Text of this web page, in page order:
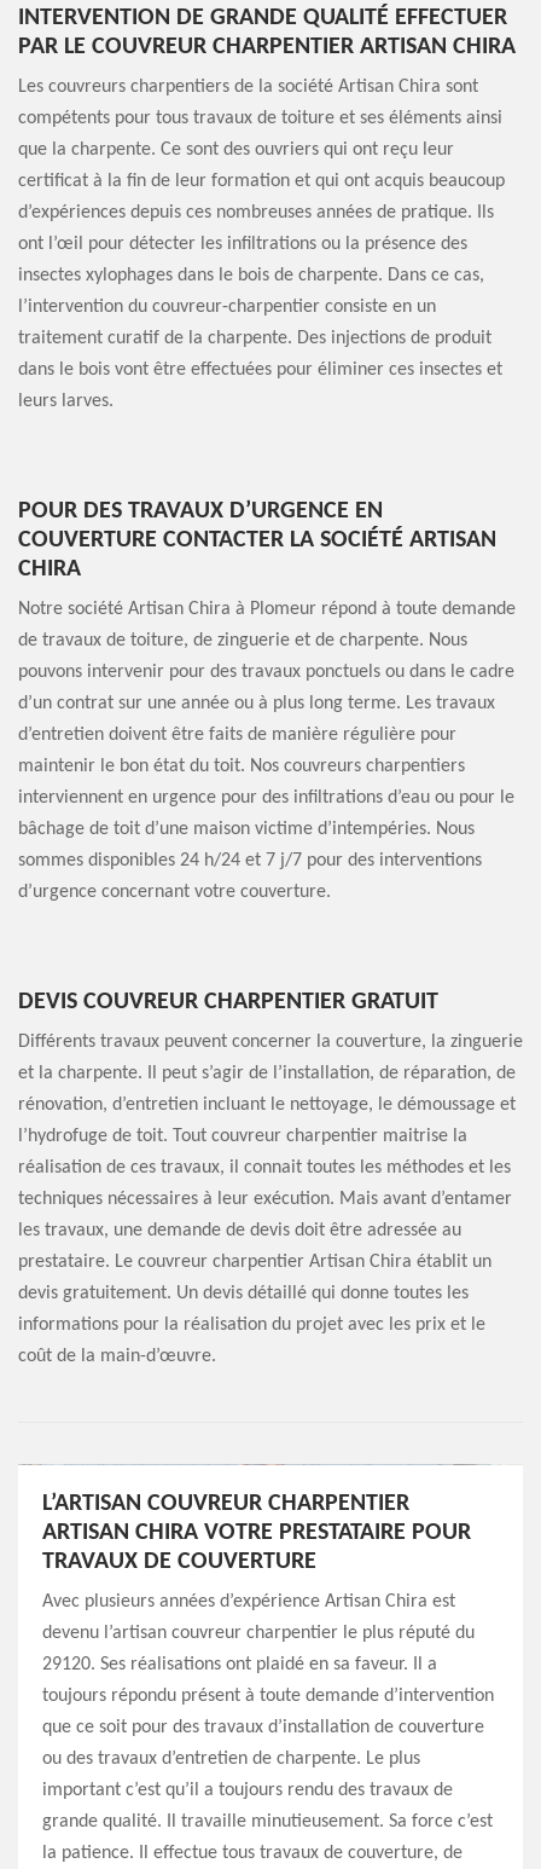
INTERVENTION DE GRANDE QUALITÉ EFFECTUER
PAR LE COUVREUR CHARPENTIER ARTISAN CHIRA
Les couvreurs charpentiers de la société Artisan Chira sont
compétents pour tous travaux de toiture et ses éléments ainsi
que la charpente. Ce sont des ouvriers qui ont reçu leur
certificat à la fin de leur formation et qui ont acquis beaucoup
d’expériences depuis ces nombreuses années de pratique. Ils
ont l’œil pour détecter les infiltrations ou la présence des
insectes xylophages dans le bois de charpente. Dans ce cas,
l’intervention du couvreur-charpentier consiste en un
traitement curatif de la charpente. Des injections de produit
dans le bois vont être effectuées pour éliminer ces insectes et
leurs larves.
POUR DES TRAVAUX D’URGENCE EN
COUVERTURE CONTACTER LA SOCIÉTÉ ARTISAN
CHIRA
Notre société Artisan Chira à Plomeur répond à toute demande
de travaux de toiture, de zinguerie et de charpente. Nous
pouvons intervenir pour des travaux ponctuels ou dans le cadre
d’un contrat sur une année ou à plus long terme. Les travaux
d’entretien doivent être faits de manière régulière pour
maintenir le bon état du toit. Nos couvreurs charpentiers
interviennent en urgence pour des infiltrations d’eau ou pour le
bâchage de toit d’une maison victime d’intempéries. Nous
sommes disponibles 24 h/24 et 7 j/7 pour des interventions
d’urgence concernant votre couverture.
DEVIS COUVREUR CHARPENTIER GRATUIT
Différents travaux peuvent concerner la couverture, la zinguerie
et la charpente. Il peut s’agir de l’installation, de réparation, de
rénovation, d’entretien incluant le nettoyage, le démoussage et
l’hydrofuge de toit. Tout couvreur charpentier maitrise la
réalisation de ces travaux, il connait toutes les méthodes et les
techniques nécessaires à leur exécution. Mais avant d’entamer
les travaux, une demande de devis doit être adressée au
prestataire. Le couvreur charpentier Artisan Chira établit un
devis gratuitement. Un devis détaillé qui donne toutes les
informations pour la réalisation du projet avec les prix et le
coût de la main-d’œuvre.
L’ARTISAN COUVREUR CHARPENTIER
ARTISAN CHIRA VOTRE PRESTATAIRE POUR
TRAVAUX DE COUVERTURE
Avec plusieurs années d’expérience Artisan Chira est
devenu l’artisan couvreur charpentier le plus réputé du
29120. Ses réalisations ont plaidé en sa faveur. Il a
toujours répondu présent à toute demande d’intervention
que ce soit pour des travaux d’installation de couverture
ou des travaux d’entretien de charpente. Le plus
important c’est qu’il a toujours rendu des travaux de
grande qualité. Il travaille minutieusement. Sa force c’est
la patience. Il effectue tous travaux de couverture, de